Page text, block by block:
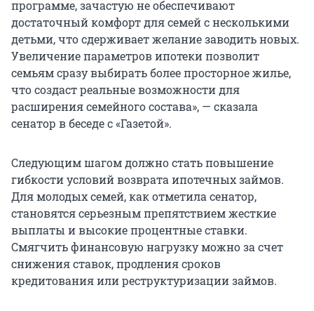
программе, зачастую не обеспечивают
достаточный комфорт для семей с несколькими
детьми, что сдерживает желание заводить новых.
Увеличение параметров ипотеки позволит
семьям сразу выбирать более просторное жилье,
что создаст реальные возможности для
расширения семейного состава», — сказала
сенатор в беседе с «Газетой».
Следующим шагом должно стать повышение
гибкости условий возврата ипотечных займов.
Для молодых семей, как отметила сенатор,
становятся серьезным препятствием жесткие
выплаты и высокие процентные ставки.
Смягчить финансовую нагрузку можно за счет
снижения ставок, продления сроков
кредитования или реструктуризации займов.